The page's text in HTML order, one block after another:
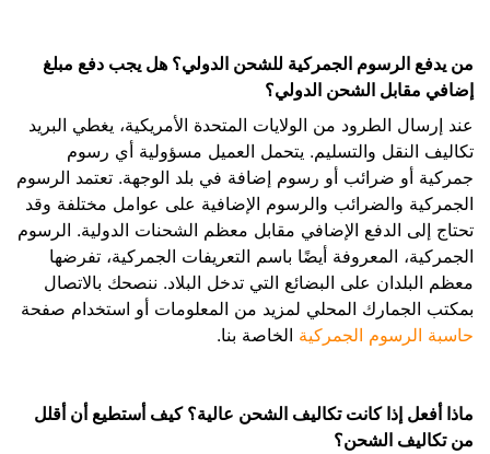
من يدفع الرسوم الجمركية للشحن الدولي؟ هل يجب دفع مبلغ
إضافي مقابل الشحن الدولي؟
عند إرسال الطرود من الولايات المتحدة الأمريكية، يغطي البريد
تكاليف النقل والتسليم. يتحمل العميل مسؤولية أي رسوم
جمركية أو ضرائب أو رسوم إضافة في بلد الوجهة. تعتمد الرسوم
الجمركية والضرائب والرسوم الإضافية على عوامل مختلفة وقد
تحتاج إلى الدفع الإضافي مقابل معظم الشحنات الدولية. الرسوم
الجمركية، المعروفة أيضًا باسم التعريفات الجمركية، تفرضها
معظم البلدان على البضائع التي تدخل البلاد. ننصحك بالاتصال
بمكتب الجمارك المحلي لمزيد من المعلومات أو استخدام صفحة
حاسبة الرسوم الجمركية الخاصة بنا.
ماذا أفعل إذا كانت تكاليف الشحن عالية؟ كيف أستطيع أن أقلل
من تكاليف الشحن؟